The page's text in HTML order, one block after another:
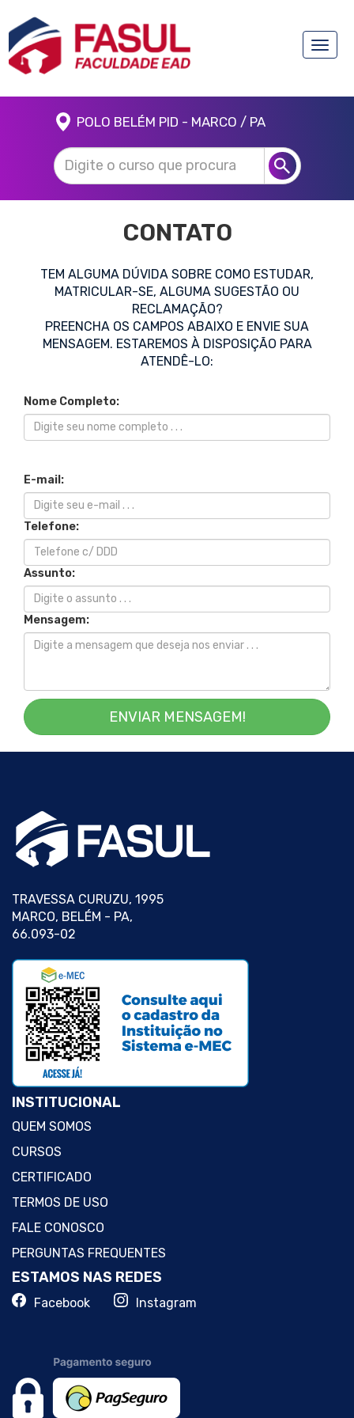
Toggle
POLO BELÉM PID - MARCO / PA
CONTATO
TEM ALGUMA DÚVIDA SOBRE COMO ESTUDAR,
MATRICULAR-SE, ALGUMA SUGESTÃO OU
RECLAMAÇÃO?
PREENCHA OS CAMPOS ABAIXO E ENVIE SUA
MENSAGEM. ESTAREMOS À DISPOSIÇÃO PARA
ATENDÊ-LO:
Nome Completo:
E-mail:
Telefone:
Assunto:
Mensagem:
ENVIAR MENSAGEM!
TRAVESSA CURUZU, 1995
MARCO, BELÉM - PA,
66.093-02
INSTITUCIONAL
QUEM SOMOS
CURSOS
CERTIFICADO
TERMOS DE USO
FALE CONOSCO
PERGUNTAS FREQUENTES
ESTAMOS NAS REDES
Facebook Instagram